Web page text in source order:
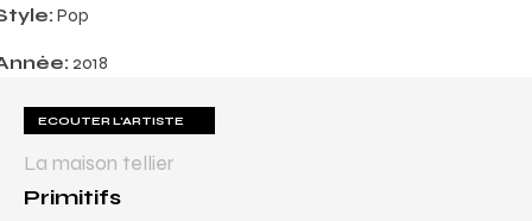
Pop
2018
ECOUTER L'ARTISTE
La maison tellier
Primitifs